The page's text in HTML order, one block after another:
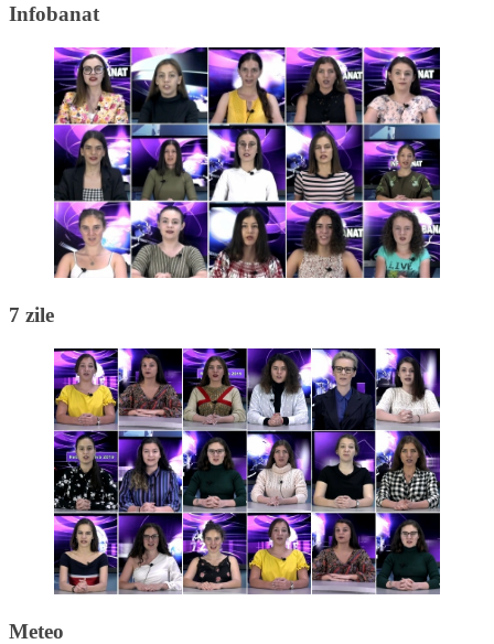
Infobanat
7 zile
Meteo